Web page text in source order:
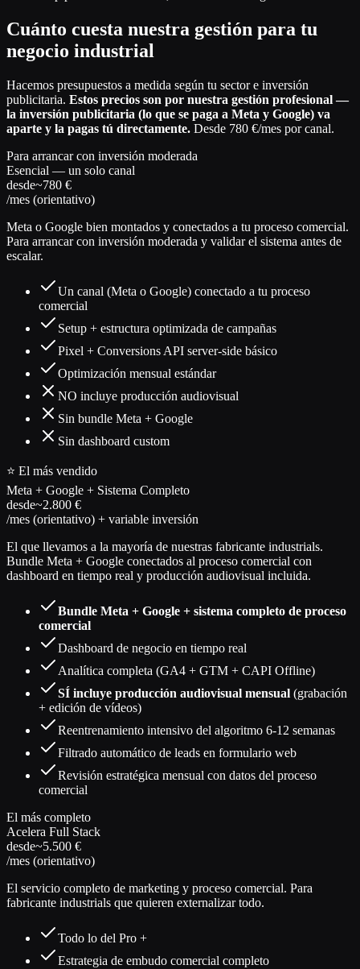
Cuánto cuesta nuestra gestión para tu
negocio industrial
Hacemos presupuestos a medida según tu sector e inversión
publicitaria. Estos precios son por nuestra gestión profesional —
la inversión publicitaria (lo que se paga a Meta y Google) va
aparte y la pagas tú directamente. Desde 780 €/mes por canal.
Para arrancar con inversión moderada
Esencial — un solo canal
desde~780 €
/mes (orientativo)
Meta o Google bien montados y conectados a tu proceso comercial.
Para arrancar con inversión moderada y validar el sistema antes de
escalar.
Un canal (Meta o Google) conectado a tu proceso
comercial
Setup + estructura optimizada de campañas
Pixel + Conversions API server-side básico
Optimización mensual estándar
NO incluye producción audiovisual
Sin bundle Meta + Google
Sin dashboard custom
⭐ El más vendido
Meta + Google + Sistema Completo
desde~2.800 €
/mes (orientativo) + variable inversión
El que llevamos a la mayoría de nuestras fabricante industrials.
Bundle Meta + Google conectados al proceso comercial con
dashboard en tiempo real y producción audiovisual incluida.
Bundle Meta + Google + sistema completo de proceso
comercial
Dashboard de negocio en tiempo real
Analítica completa (GA4 + GTM + CAPI Offline)
SÍ incluye producción audiovisual mensual (grabación
+ edición de vídeos)
Reentrenamiento intensivo del algoritmo 6-12 semanas
Filtrado automático de leads en formulario web
Revisión estratégica mensual con datos del proceso
comercial
El más completo
Acelera Full Stack
desde~5.500 €
/mes (orientativo)
El servicio completo de marketing y proceso comercial. Para
fabricante industrials que quieren externalizar todo.
Todo lo del Pro +
Estrategia de embudo comercial completo